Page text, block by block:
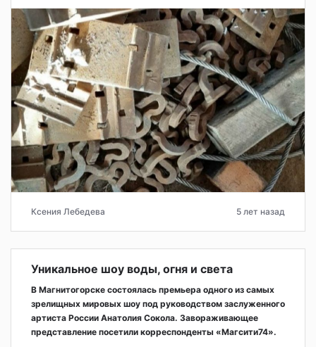
Ксения Лебедева 5 лет назад
Уникальное шоу воды, огня и света
В Магнитогорске состоялась премьера одного из самых
зрелищных мировых шоу под руководством заслуженного
артиста России Анатолия Сокола. Завораживающее
представление посетили корреспонденты «Магсити74».